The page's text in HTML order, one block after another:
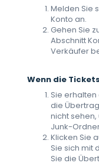
Melden Sie
Konto an.
Gehen Sie
Abschnitt
Verkäufer
Wenn die
Sie
die
nicht
Junk-
Klicken Sie
Sie sich mit
Sie die